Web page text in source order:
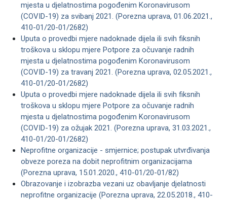
mjesta u djelatnostima pogođenim Koronavirusom ​​
(COVID-19) za svibanj 2021. (Porezna uprava, 01.06.2021.,
410-01/20-01/2682)
Uputa o provedbi mjere nadoknade dijela ili svih fiksnih
troškova u sklopu mjere Potpore za očuvanje radnih
mjesta u djelatnostima pogođenim Koronavirusom
(COVID-19) za travanj 2021. (Porezna uprava, 02.05.2021.,
410-01/20-01/2682)
Uputa o provedbi mjere nadoknade dijela ili svih fiksnih
troškova u sklopu mjere Potpore za očuvanje radnih
mjesta u djelatnostima pogođenim Koronavirusom
(COVID-19) za ožujak 2021. (Porezna uprava, 31.03.2021.,
410-01/20-01/2682)
Neprofitne organizacije - smjernice; postupak utvrđivanja
obveze poreza na dobit neprofitnim organizacijama
(Porezna uprava, 15.01.2020., 410-01/20-01/82)
Obrazovanje i izobrazba vezani uz obavljanje djelatnosti
neprofitne organizacije (Porezna uprava, 22.05.2018., 410-